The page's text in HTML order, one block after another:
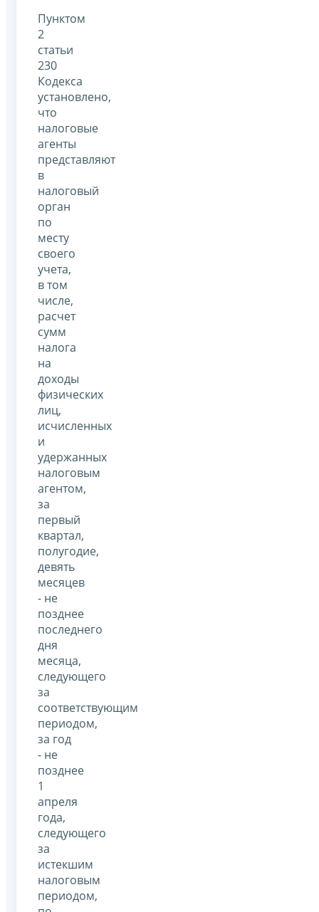
Пунктом
2
статьи
230
Кодекса
установлено,
что
налоговые
агенты
представляют
в
налоговый
орган
по
месту
своего
учета,
в том
числе,
расчет
сумм
налога
на
доходы
физических
лиц,
исчисленных
и
удержанных
налоговым
агентом,
за
первый
квартал,
полугодие,
девять
месяцев
- не
позднее
последнего
дня
месяца,
следующего
за
соответствующим
периодом,
за год
- не
позднее
1
апреля
года,
следующего
за
истекшим
налоговым
периодом,